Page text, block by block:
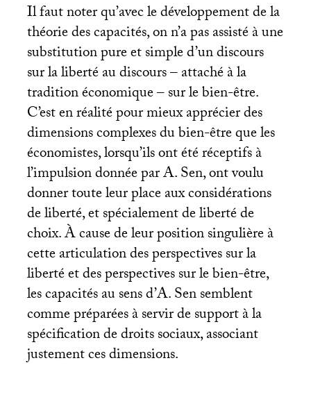
Il faut noter qu’avec le développement de la
théorie des capacités, on n’a pas assisté à une
substitution pure et simple d’un discours
sur la liberté au discours – attaché à la
tradition économique – sur le bien-être.
C’est en réalité pour mieux apprécier des
dimensions complexes du bien-être que les
économistes, lorsqu’ils ont été réceptifs à
l’impulsion donnée par A. Sen, ont voulu
donner toute leur place aux considérations
de liberté, et spécialement de liberté de
choix. À cause de leur position singulière à
cette articulation des perspectives sur la
liberté et des perspectives sur le bien-être,
les capacités au sens d’A. Sen semblent
comme préparées à servir de support à la
spécification de droits sociaux, associant
justement ces dimensions.